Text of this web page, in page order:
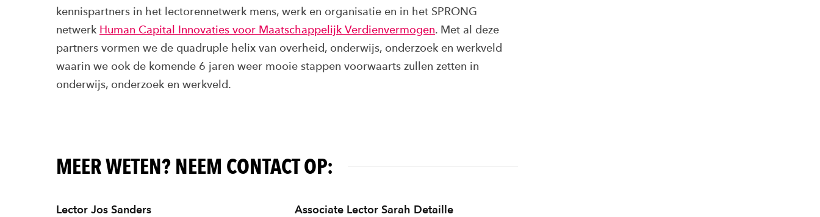
kennispartners in het lectorennetwerk mens, werk en organisatie en in het SPRONG
netwerk Human Capital Innovaties voor Maatschappelijk Verdienvermogen. Met al deze
partners vormen we de quadruple helix van overheid, onderwijs, onderzoek en werkveld
waarin we ook de komende 6 jaren weer mooie stappen voorwaarts zullen zetten in
onderwijs, onderzoek en werkveld.
MEER WETEN? NEEM CONTACT OP:
Lector Jos Sanders Associate Lector Sarah Detaille